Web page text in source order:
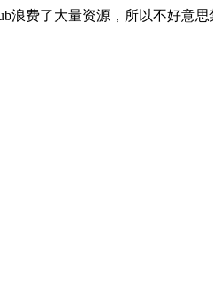
浪费了大量资源，所以不好意